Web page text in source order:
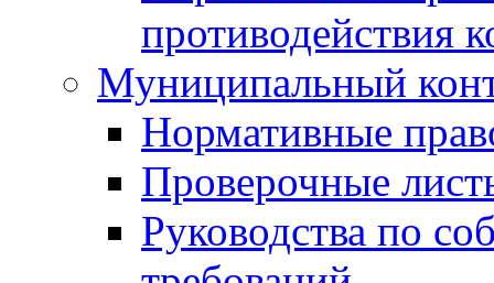
противодействия
Муниципальный
Нормативные
Проверочные
Руководства по